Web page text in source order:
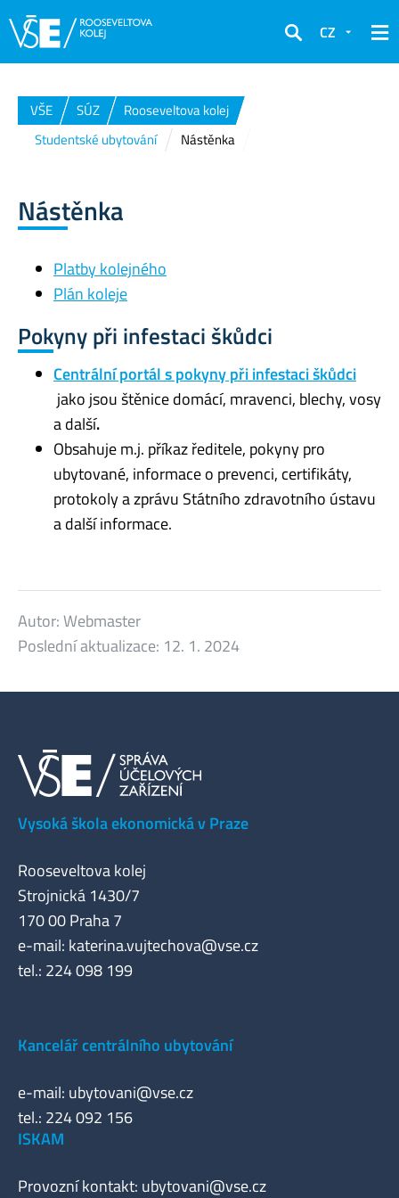
Hledat
CZ
VŠE SÚZ
Rooseveltova kolej
Studentské ubytování
Nástěnka
Nástěnka
Platby kolejného
Plán koleje
Pokyny při infestaci škůdci
Centrální portál s pokyny při infestaci škůdci
jako jsou štěnice domácí, mravenci, blechy, vosy
a další.
Obsahuje m.j. příkaz ředitele, pokyny pro
ubytované, informace o prevenci, certifikáty,
protokoly a zprávu Státního zdravotního ústavu
a další informace.
Autor:Webmaster
Poslední aktualizace: 12. 1. 2024
Vysoká škola ekonomická v Praze
Rooseveltova kolej
Strojnická 1430/7
170 00 Praha 7
e-mail: katerina.vujtechova@vse.cz
tel.: 224 098 199
Kancelář centrálního ubytování
e-mail: ubytovani@vse.cz
tel.: 224 092 156
ISKAM
Provozní kontakt: ubytovani@vse.cz